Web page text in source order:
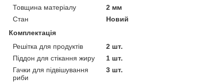
Товщина матеріалу
2 мм
Стан
Новий
Комплектація
Решітка для продуктів
2 шт.
Піддон для стікання жиру
1 шт.
Гачки для підвішування
риби
3 шт.